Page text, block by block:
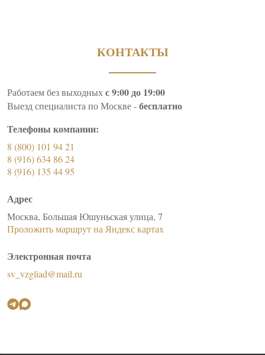
КОНТАКТЫ
Работаем без выходныхс 9:00 до 19:00
Выезд специалиста по Москве -бесплатно
Телефоны компании:
8 (800) 101 94 21
8 (916) 634 86 24
8 (916) 135 44 95
Адрес
Москва, Большая Юшуньская улица, 7
Проложить маршрут на Яндекс картах
Электронная почта
sv_vzgliad@mail.ru